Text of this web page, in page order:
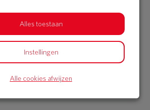
Bekijk alle donateurs
Alles toestaan
Instellingen
Alle cookies afwijzen